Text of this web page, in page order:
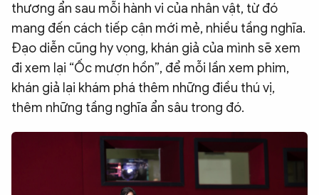
thương ẩn sau mỗi hành vi của nhân vật, từ đó
mang đến cách tiếp cận mới mẻ, nhiều tầng nghĩa.
Đạo diễn cũng hy vọng, khán giả của mình sẽ xem
đi xem lại “Ốc mượn hồn”, để mỗi lần xem phim,
khán giả lại khám phá thêm những điều thú vị,
thêm những tầng nghĩa ẩn sâu trong đó.